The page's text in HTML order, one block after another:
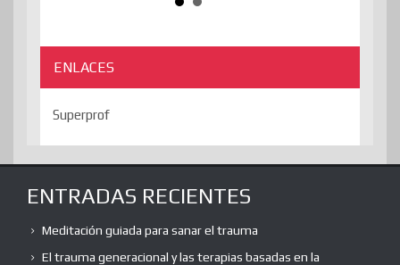
ENLACES
Superprof
ENTRADAS RECIENTES
Meditación guiada para sanar el trauma
El trauma generacional y las terapias basadas en la